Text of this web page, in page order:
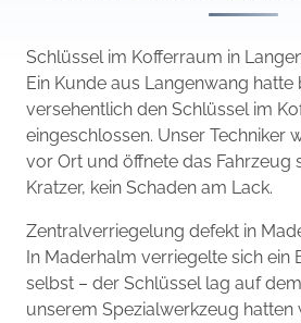
Schlüssel im Kofferraum in
Ein Kunde aus Langenwang hatte
versehentlich den Schlüssel im
eingeschlossen. Unser Techniker
vor Ort und öffnete das Fahrzeug
Kratzer, kein Schaden am Lack.
Zentralverriegelung defekt in
In Maderhalm verriegelte sich ein
selbst – der Schlüssel lag auf
unserem Spezialwerkzeug hatten